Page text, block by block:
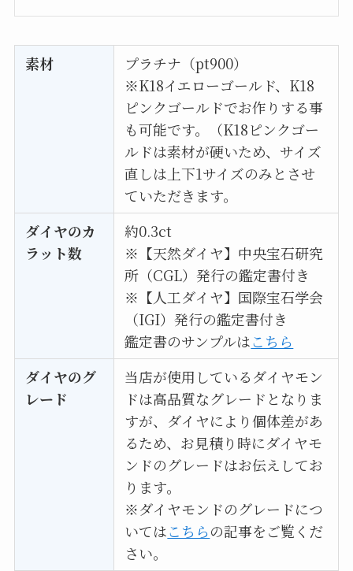
素材
プラチナ（pt900）
※K18イエローゴールド、K18
ピンクゴールドでお作りする事
も可能です。（K18ピンクゴー
ルドは素材が硬いため、サイズ
直しは上下1サイズのみとさせ
ていただきます。
ダイヤのカ
ラット数
約0.3ct
※【天然ダイヤ】中央宝石研究
所（CGL）発行の鑑定書付き
※【人工ダイヤ】国際宝石学会
（IGI）発行の鑑定書付き
鑑定書のサンプルはこちら
ダイヤのグ
レード
当店が使用しているダイヤモン
ドは高品質なグレードとなりま
すが、ダイヤにより個体差があ
るため、お見積り時にダイヤモ
ンドのグレードはお伝えしてお
ります。
※ダイヤモンドのグレードにつ
いてはこちらの記事をご覧くだ
さい。